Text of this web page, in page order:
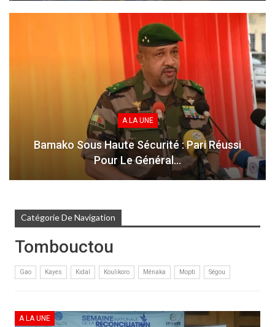
A LA UNE
Bamako Sous Haute Sécurité : Pari Réussi
Pour Le Général…
Catégorie De Navigation
Tombouctou
Gao Kayes Kidal Koulikoro Ménaka Mopti Ségou
A LA UNE